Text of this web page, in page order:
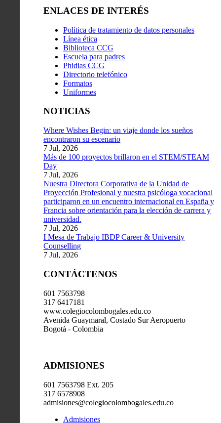
ENLACES DE INTERÉS
Política de tratamiento de datos personales
Línea ética
Biblioteca CCG
Escuela para padres
Phidias CCG
Directorio telefónico
Formatos
Uniformes
NOTICIAS
Where Wishes Begin: un viaje donde los sueños
encontraron su escenario
7 Jul, 2026
Más de 100 proyectos brillaron en el STEM/STEAM
Day
7 Jul, 2026
Nuestra Directora Corporativa de la Unidad de
Proyección Profesional y nuestra psicóloga vocacional
participaron en un encuentro internacional en España y
Francia sobre orientación para la elección de carrera y
universidad.
7 Jul, 2026
I Mesa de Trabajo IBDP Career & University
Counselling
7 Jul, 2026
CONTÁCTENOS
601 7563798
317 6417181
www.colegiocolombogales.edu.co
Avenida Guaymaral, Costado Sur Aeropuerto
Bogotá - Colombia
ADMISIONES
601 7563798 Ext. 205
317 6578908
admisiones@colegiocolombogales.edu.co
Admisiones